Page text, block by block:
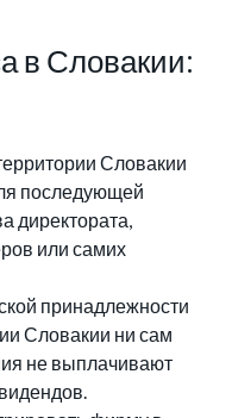
в Словакии:
Словакии
последующей
директората,
или самих
принадлежности
Словакии ни сам
не выплачивают